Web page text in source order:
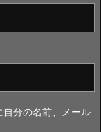
分の名前、メール